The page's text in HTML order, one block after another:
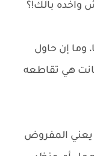
بالك!؟
وما إن حاول
هي تقاطعه
يعني المفروض